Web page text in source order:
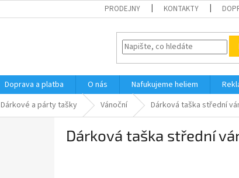
PRODEJNY KONTAKTY
Doprava a platba O nás Nafukujeme heliem
Dárkové a párty tašky Vánoční Dárková taška střední
Dárková taška střední